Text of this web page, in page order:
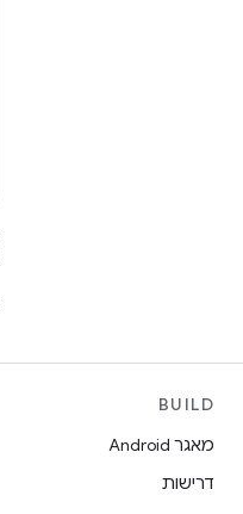
BUILD
מאגר Android
דרישות